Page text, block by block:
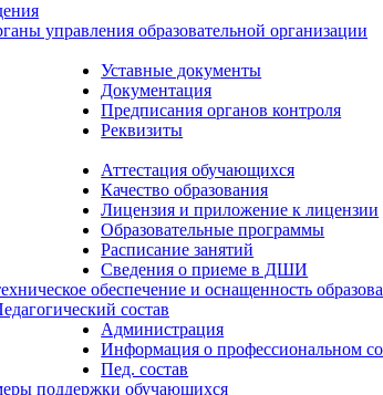
управления образовательной организации
Уставные документы
Документация
Предписания органов контроля
Реквизиты
Аттестация обучающихся
Качество образования
Лицензия и приложение к лицензии
Образовательные программы
Расписание занятий
Сведения о приеме в ДШИ
обеспечение и оснащенность
состав
Администрация
Информация о профессиональном
Пед. состав
поддержки обучающихся